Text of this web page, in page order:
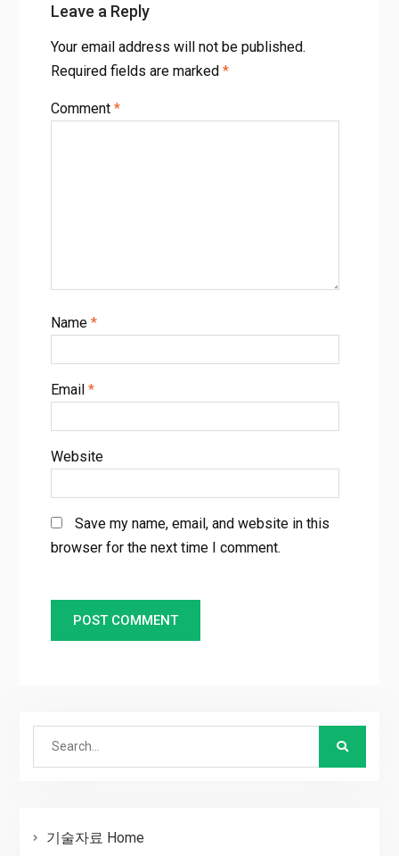
Leave a Reply
Your email address will not be published.
Required fields are marked *
Comment *
Name *
Email *
Website
Save my name, email, and website in this
browser for the next time I comment.
Search
기술자료 Home